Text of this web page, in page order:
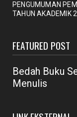
New Normal:
PENGUMUMAN
TAHUN AKADEMIK
FEATURED POST
Bedah Buku
Menulis